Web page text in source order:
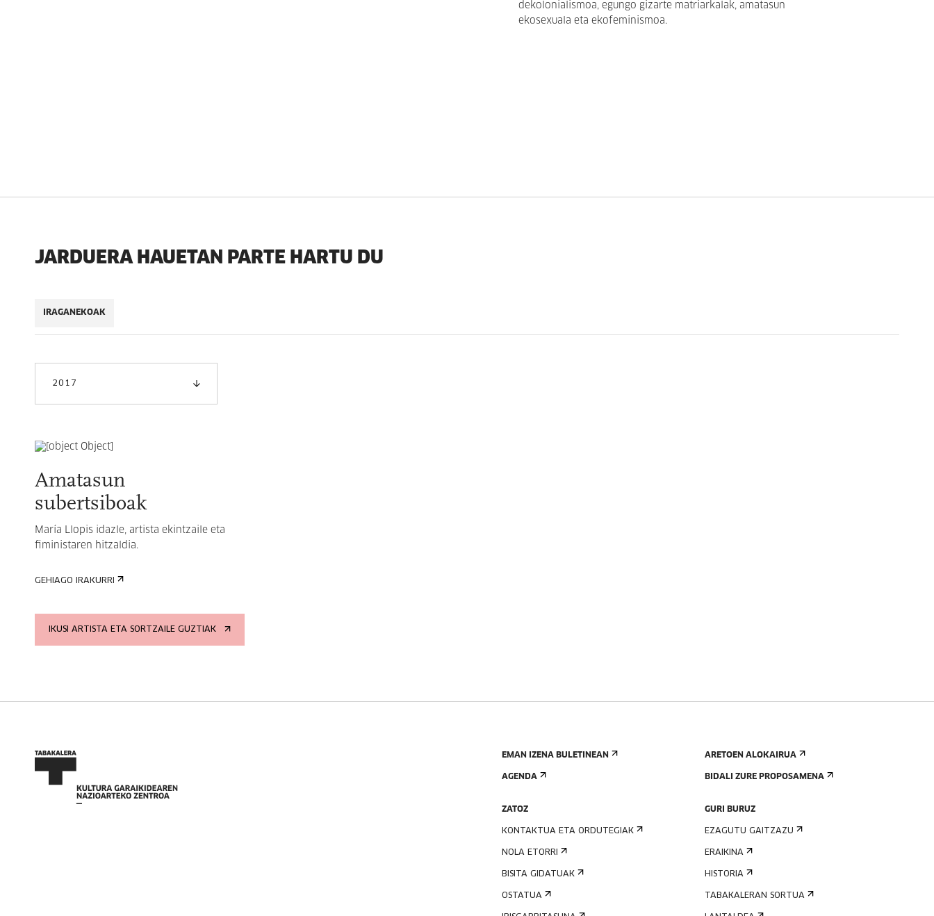
dekolonialismoa, egungo gizarte matriarkalak, amatasun
ekosexuala eta ekofeminismoa.
JARDUERA HAUETAN PARTE HARTU DU
IRAGANEKOAK
2017
Amatasun
subertsiboak
María Llopis idazle, artista ekintzaile eta
fiministaren hitzaldia.
GEHIAGO IRAKURRI
IKUSI ARTISTA ETA SORTZAILE GUZTIAK
EMAN IZENA BULETINEAN
AGENDA
ZATOZ
KONTAKTUA ETA ORDUTEGIAK
NOLA ETORRI
BISITA GIDATUAK
OSTATUA
ARETOEN ALOKAIRUA
BIDALI ZURE PROPOSAMENA
GURI BURUZ
EZAGUTU GAITZAZU
ERAIKINA
HISTORIA
TABAKALERAN SORTUA